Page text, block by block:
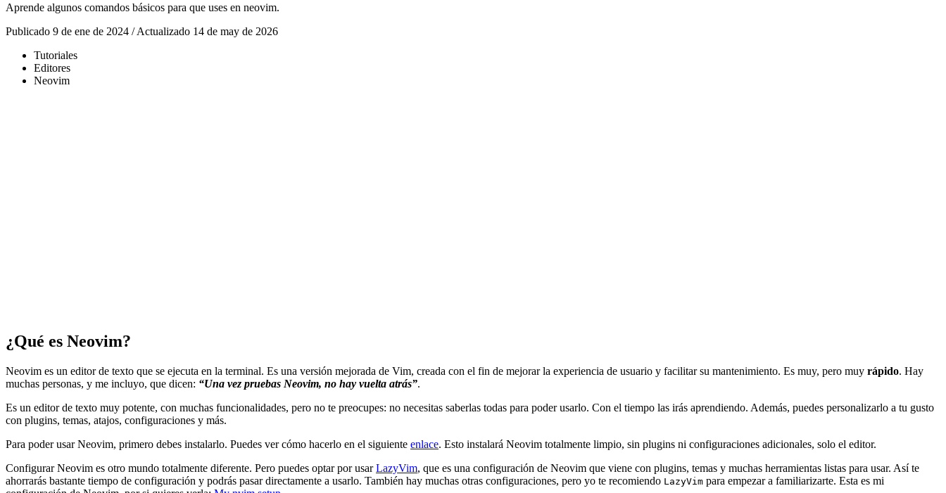
Aprende algunos comandos básicos para que uses en neovim.
Publicado 9 de ene de 2024 /Actualizado 14 de may de 2026
Tutoriales
Editores
Neovim
¿Qué es Neovim?
Neovim es un editor de texto que se ejecuta en la terminal. Es una versión mejorada de Vim, creada con el fin de mejorar la experiencia de usuario y facilitar su mantenimiento. Es muy, pero muy rápido. Hay
muchas personas, y me incluyo, que dicen: “Una vez pruebas Neovim, no hay vuelta atrás”.
Es un editor de texto muy potente, con muchas funcionalidades, pero no te preocupes: no necesitas saberlas todas para poder usarlo. Con el tiempo las irás aprendiendo. Además, puedes personalizarlo a tu gusto
con plugins, temas, atajos, configuraciones y más.
Para poder usar Neovim, primero debes instalarlo. Puedes ver cómo hacerlo en el siguiente enlace. Esto instalará Neovim totalmente limpio, sin plugins ni configuraciones adicionales, solo el editor.
Configurar Neovim es otro mundo totalmente diferente. Pero puedes optar por usarLazyVim, que es una configuración de Neovim que viene con plugins, temas y muchas herramientas listas para usar. Así te
ahorrarás bastante tiempo de configuración y podrás pasar directamente a usarlo. También hay muchas otras configuraciones, pero yo te recomiendo LazyVim para empezar a familiarizarte. Esta es mi